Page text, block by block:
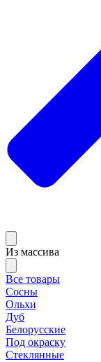
Из массива
Все товары
Сосны
Ольхи
Дуб
Белорусские
Под окраску
Стеклянные